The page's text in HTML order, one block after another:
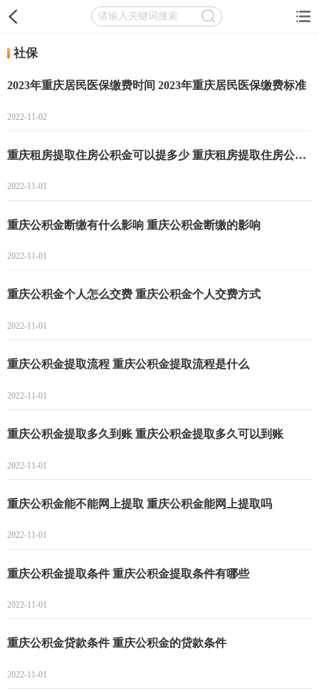
社保
2023年重庆居民医保缴费时间 2023年重庆居民医保缴费标准
2022-11-02
重庆租房提取住房公积金可以提多少 重庆租房提取住房公积金能提多少
2022-11-01
重庆公积金断缴有什么影响 重庆公积金断缴的影响
2022-11-01
重庆公积金个人怎么交费 重庆公积金个人交费方式
2022-11-01
重庆公积金提取流程 重庆公积金提取流程是什么
2022-11-01
重庆公积金提取多久到账 重庆公积金提取多久可以到账
2022-11-01
重庆公积金能不能网上提取 重庆公积金能网上提取吗
2022-11-01
重庆公积金提取条件 重庆公积金提取条件有哪些
2022-11-01
重庆公积金贷款条件 重庆公积金的贷款条件
2022-11-01